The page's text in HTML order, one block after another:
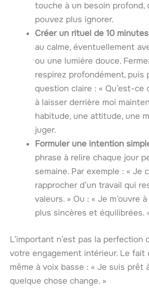
touche à un besoin profond,
pouvez plus ignorer.
Créer un rituel de 10 minutes
au calme, éventuellement
ou une lumière douce.
respirez profondément, puis
question claire : « Qu’est-
à laisser derrière moi
habitude, une attitude, une
juger.
Formuler une intention
phrase à relire chaque jour
semaine. Par exemple : « Je
rapprocher d’un travail qui
valeurs. » Ou : « Je m’ouvre
plus sincères et équilibrées.
L’important n’est pas la perfection
votre engagement intérieur. Le fait
même à voix basse : « Je suis prêt
quelque chose change. »